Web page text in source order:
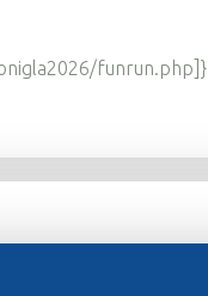
funrun.php]}